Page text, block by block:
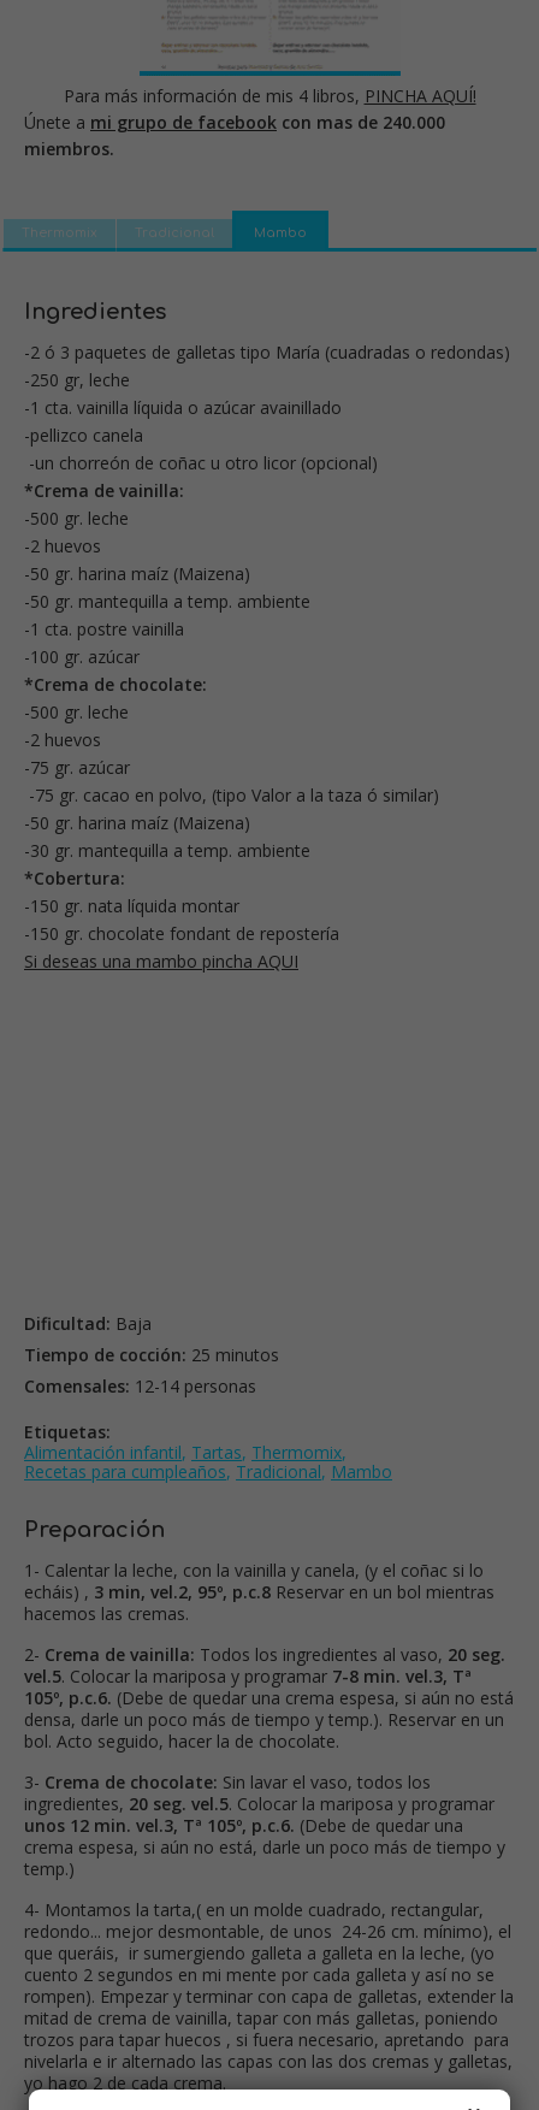
Para más información de mis 4 libros, PINCHA AQUÍ!
Únete a mi grupo de facebook con mas de 240.000
miembros.
Thermomix Tradicional Mambo
Ingredientes
-2 ó 3 paquetes de galletas tipo María (cuadradas o redondas)
-250 gr, leche
-1 cta. vainilla líquida o azúcar avainillado
-pellizco canela
-un chorreón de coñac u otro licor (opcional)
*Crema de vainilla:
-500 gr. leche
-2 huevos
-50 gr. harina maíz (Maizena)
-50 gr. mantequilla a temp. ambiente
-1 cta. postre vainilla
-100 gr. azúcar
*Crema de chocolate:
-500 gr. leche
-2 huevos
-75 gr. azúcar
-75 gr. cacao en polvo, (tipo Valor a la taza ó similar)
-50 gr. harina maíz (Maizena)
-30 gr. mantequilla a temp. ambiente
*Cobertura:
-150 gr. nata líquida montar
-150 gr. chocolate fondant de repostería
Si deseas una mambo pincha AQUI
Dificultad: Baja
Tiempo de cocción: 25 minutos
Comensales: 12-14 personas
Etiquetas:
Alimentación infantil, Tartas, Thermomix,
Recetas para cumpleaños, Tradicional, Mambo
Preparación
1- Calentar la leche, con la vainilla y canela, (y el coñac si lo
echáis) , 3 min, vel.2, 95º, p.c.8 Reservar en un bol mientras
hacemos las cremas.
2- Crema de vainilla: Todos los ingredientes al vaso, 20 seg.
vel.5. Colocar la mariposa y programar 7-8 min. vel.3, Tª
105º, p.c.6. (Debe de quedar una crema espesa, si aún no está
densa, darle un poco más de tiempo y temp.). Reservar en un
bol. Acto seguido, hacer la de chocolate.
3- Crema de chocolate: Sin lavar el vaso, todos los
ingredientes, 20 seg. vel.5. Colocar la mariposa y programar
unos 12 min. vel.3, Tª 105º, p.c.6. (Debe de quedar una
crema espesa, si aún no está, darle un poco más de tiempo y
temp.)
4- Montamos la tarta,( en un molde cuadrado, rectangular,
redondo... mejor desmontable, de unos 24-26 cm. mínimo), el
que queráis, ir sumergiendo galleta a galleta en la leche, (yo
cuento 2 segundos en mi mente por cada galleta y así no se
rompen). Empezar y terminar con capa de galletas, extender la
mitad de crema de vainilla, tapar con más galletas, poniendo
trozos para tapar huecos , si fuera necesario, apretando para
nivelarla e ir alternado las capas con las dos cremas y galletas,
yo hago 2 de cada crema.